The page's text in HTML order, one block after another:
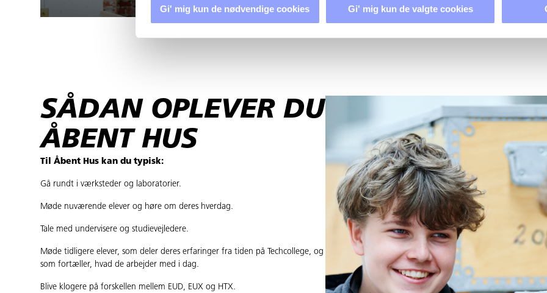
Gi' mig kun de nødvendige cookies Gi' mig kun de valgte cookies
SÅDAN OPLEVER DU
ÅBENT HUS
Til Åbent Hus kan du typisk:
Gå rundt i værksteder og laboratorier.
Møde nuværende elever og høre om deres hverdag.
Tale med undervisere og studievejledere.
Møde tidligere elever, som deler deres erfaringer fra tiden på Techcollege, og
som fortæller, hvad de arbejder med i dag.
Blive klogere på forskellen mellem EUD, EUX og HTX.